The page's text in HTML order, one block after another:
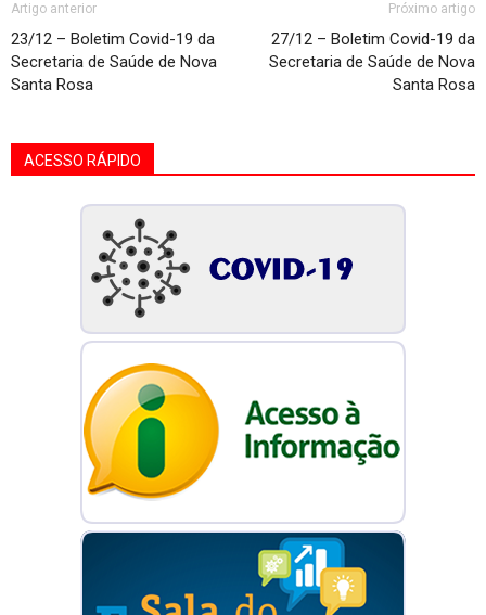
Artigo anterior
23/12 – Boletim Covid-19 da
Secretaria de Saúde de Nova
Santa Rosa
Próximo artigo
27/12 – Boletim Covid-19 da
Secretaria de Saúde de Nova
Santa Rosa
ACESSO RÁPIDO